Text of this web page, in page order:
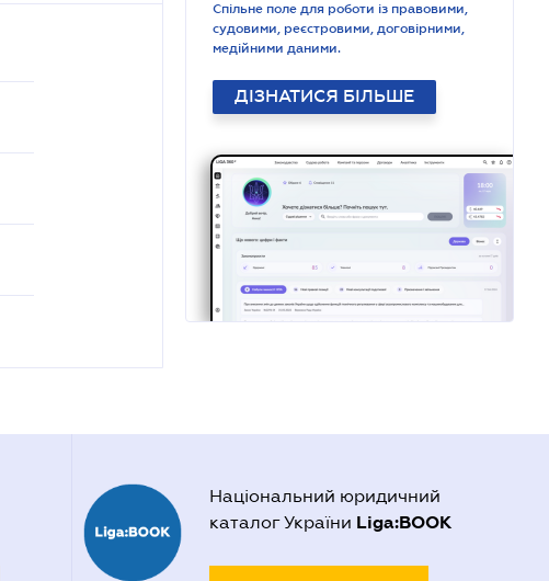
Спільне поле для роботи із правовими,
судовими, реєстровими, договірними,
медійними даними.
ДІЗНАТИСЯ БІЛЬШЕ
Національний юридичний
каталог України Liga:BOOK